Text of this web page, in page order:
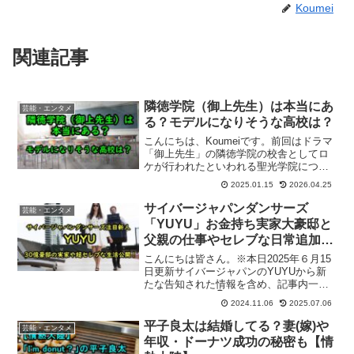
Koumei
関連記事
芸能・エンタメ
隣徳学院（御上先生）は本当にあ
る？モデルになりそうな高校は？
こんにちは、Koumeiです。前回はドラマ
「御上先生」の隣徳学院の校舎としてロ
ケが行われたといわれる聖光学院につい
ての記事を書きました。今回は、そもそ
も「隣徳学院」というのは本当にある？
という単純な疑問が浮かび調べてみまし
た。別の場所でロケ...
2025.01.15 2026.04.25
芸能・エンタメ
サイバージャパンダンサーズ
「YUYU」お金持ち実家大豪邸と
父親の仕事やセレブな日常追加公
開！
こんにちは皆さん。※本日2025年６月15
日更新サイバージャパンのYUYUから新
たな告知された情報を含め、記事内一部
更新しました（👇）。オリジナル記事内
容も残しておりますので共々お楽しみく
ださい！ーーーーーーーーーーーーーー
ーーーーーーーー...
2024.11.06 2025.07.06
芸能・エンタメ
平子良太は結婚してる？妻(嫁)や
年収・ドーナツ成功の秘密も【情